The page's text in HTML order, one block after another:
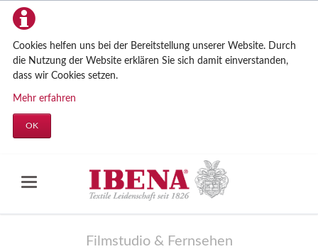
Cookies helfen uns bei der Bereitstellung unserer Website. Durch
die Nutzung der Website erklären Sie sich damit einverstanden,
dass wir Cookies setzen.
Mehr erfahren
OK
Filmstudio & Fernsehen